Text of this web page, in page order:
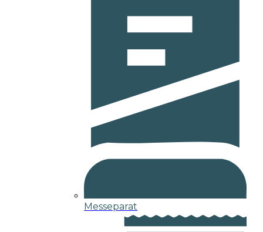
Messeparat